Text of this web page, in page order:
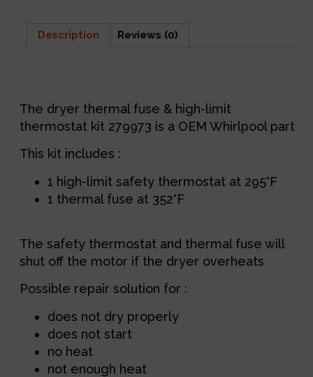
Description Reviews (0)
The dryer thermal fuse & high-limit
thermostat kit 279973 is a OEM Whirlpool part
This kit includes :
1 high-limit safety thermostat at 295°F
1 thermal fuse at 352°F
The safety thermostat and thermal fuse will
shut off the motor if the dryer overheats
Possible repair solution for :
does not dry properly
does not start
no heat
not enough heat